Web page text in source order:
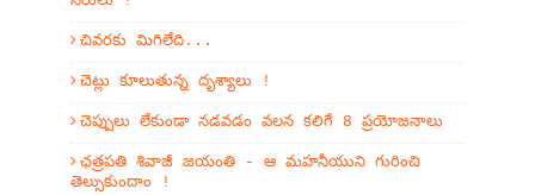
చివరకు మిగిలేది...
చెట్లు కూలుతున్న దృశ్యాలు !
చెప్పులు లేకుండా నడవడం వలన కలిగే 8 ప్రయోజనాలు
ఛత్రపతి శివాజీ జయంతి - ఆ మహనీయుని గురించి
తెల్సుకుందాం !